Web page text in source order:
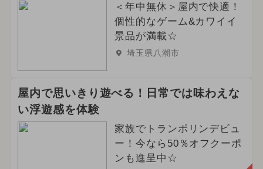
＜年中無休＞屋内で快適！
個性的なゲーム&カワイイ
景品が満載☆
埼玉県八潮市
屋内で思いきり遊べる！日常では味わえな
い浮遊感を体験
家族でトランポリンデビュ
ー！今なら50％オフクーポ
ンも進呈中☆